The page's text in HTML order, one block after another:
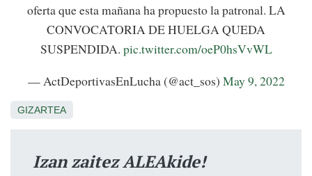
oferta que esta mañana ha propuesto la patronal. LA
CONVOCATORIA DE HUELGA QUEDA
SUSPENDIDA. pic.twitter.com/oeP0hsVvWL
— ActDeportivasEnLucha (@act_sos) May 9, 2022
GIZARTEA
Izan zaitez ALEAkide!